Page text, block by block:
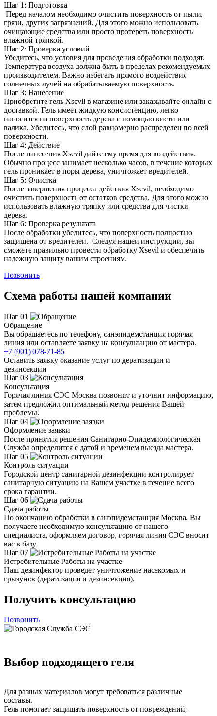
Шаг 1: Подготовка
Перед началом необходимо очистить поверхность от пыли,
грязи, других загрязнений. Для этого можно использовать
очищающие средства или просто протереть поверхность
влажной тряпкой.
Шаг 2: Проверка условий
Убедитесь, что условия для проведения обработки подходят.
Температура воздуха должна быть в пределах рекомендуемых
производителем. Важно избегать прямого воздействия
солнечных лучей на обрабатываемую поверхность.
Шаг 3: Нанесение
Приобретите гель Xsevil в магазине или заказывайте онлайн с
доставкой. Гель имеет жидкую консистенцию, легко
наносится на поверхность дерева с помощью кисти или
валика. Убедитесь, что слой равномерно распределен по всей
поверхности.
Шаг 4: Действие
После нанесения Xsevil дайте ему время для воздействия.
Обычно процесс занимает несколько часов, в течение которых
гель проникает в поры дерева, уничтожает вредителей.
Шаг 5: Очистка
После завершения процесса действия Xsevil, необходимо
очистить поверхность от остатков средства. Для этого можно
использовать влажную тряпку или средства для чистки
дерева.
Шаг 6: Проверка результата
После обработки убедитесь, что поверхность полностью
защищена от вредителей. Следуя нашей инструкции, вы
сможете правильно провести обработку Xsevil и обеспечить
надежную защиту вашим строениям.
Позвонить
Схема работы нашей компании
Шаг 01
Обращение
Вы обращаетесь по телефону, санэпидемстанция горячая
линия или оставляете заявку на консультацию от мастера.
+7 (901) 078-71-85
Оставить заявку оказание услуг по дератизации и
дезинсекции
Шаг 03
Консультация
Горячая линия СЭС Москва позвонит и уточнит информацию,
затем предложил оптимальный метод решения Вашей
проблемы.
Шаг 04
Оформление заявки
После принятия решения Санитарно-Эпидемиологическая
Служба определится с датой и временем выезда мастера.
Шаг 05
Контроль ситуации
Городской центр санитарной дезинфекции контролирует
санитарную ситуацию на Вашем участке в течение всего
срока гарантии.
Шаг 06
Сдача работы
По окончанию обработки в санэпидемстанция Москва. Вы
получаете необходимую консультацию от нашего
специалиста, оформляем договор, горячая линия СЭС вносит
вас в базу.
Шаг 07
Истребительные Работы на участке
Наш дезинфектор проведет уничтожение насекомых и
грызунов (дератизация и дезинсекция).
Получить консультацию
Позвонить
Выбор подходящего геля
Для разных материалов могут требоваться различные
составы.
Гель помогает защищать поверхность от повреждений,